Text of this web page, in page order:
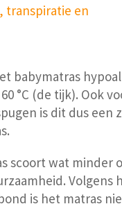
transpiratie en
babymatras
°C (de tijk). Ook
is dit dus een
scoort wat minder
Volgens
is het matras